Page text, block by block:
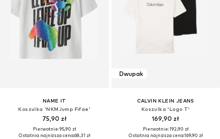
NAME IT
Koszulka 'NKMJump Fifae'
75,90 zł
Pierwotnie: 95,90 zł
Ostatnia najniższa cena:68,31 zł
Dwupak
CALVIN KLEIN JEANS
Koszulka 'Logo T'
169,90 zł
Pierwotnie: 192,90 zł
Ostatnia najniższa cena:169,90 zł